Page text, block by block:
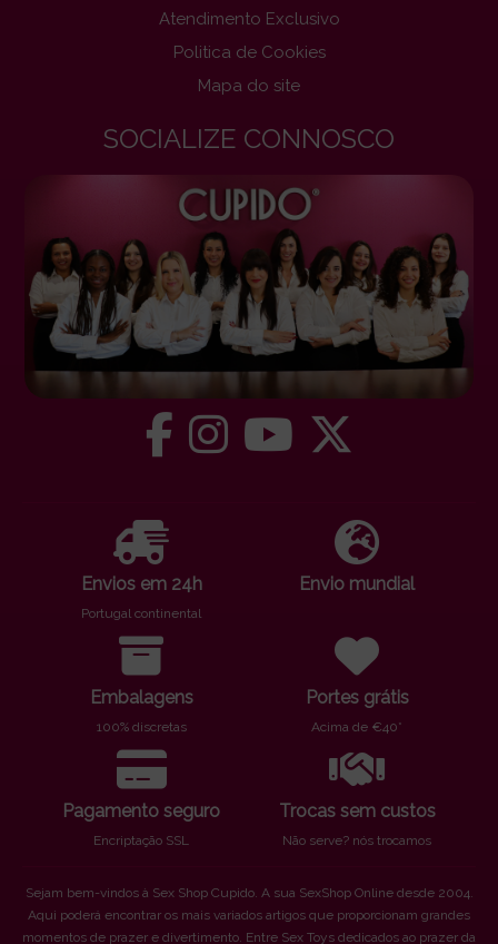
Atendimento Exclusivo
Politica de Cookies
Mapa do site
SOCIALIZE CONNOSCO
Envios em 24h
Portugal continental
Envio mundial
Embalagens
100% discretas
Portes grátis
Acima de €40*
Pagamento seguro
Encriptação SSL
Trocas sem custos
Não serve? nós trocamos
Sejam bem-vindos à Sex Shop Cupido. A sua SexShop Online desde 2004.
Aqui poderá encontrar os mais variados artigos que proporcionam grandes
momentos de prazer e divertimento. Entre Sex Toys dedicados ao prazer da